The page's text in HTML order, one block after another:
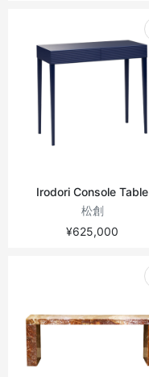
Irodori Console Table
松創
¥625,000